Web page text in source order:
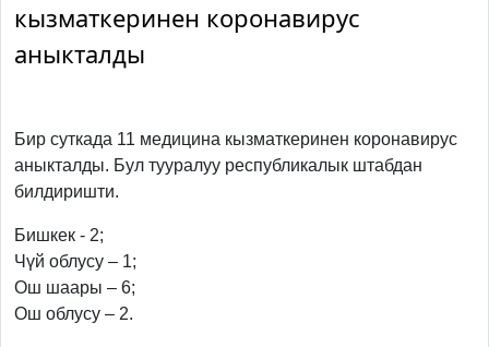
кызматкеринен коронавирус
аныкталды
Бир суткада 11 медицина кызматкеринен коронавирус
аныкталды. Бул тууралуу республикалык штабдан
билдиришти.
Бишкек - 2;
Чүй облусу – 1;
Ош шаары – 6;
Ош облусу – 2.